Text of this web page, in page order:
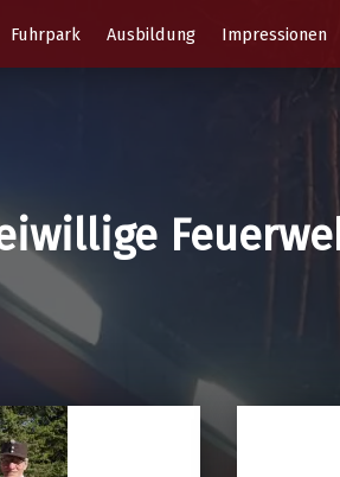
Fuhrpark Ausbildung Impressionen